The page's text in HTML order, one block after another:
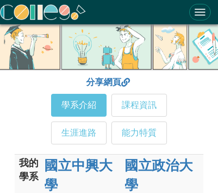
ColleGo! 大學選才與高中育才輔助系統
分享網頁
學系介紹 課程資訊
生涯進路 能力特質
我的
學系
國立中興大
學
國立政治大
學